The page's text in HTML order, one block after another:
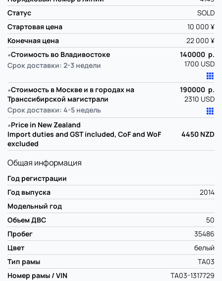
Статус
SOLD
Стартовая цена
10 000 ¥
Конечная цена
22 000 ¥
∗Стоимость во Владивостоке
Срок доставки: 2-3 недели
140000 р.
1700 USD
∗Стоимость в Москве и в городах на
Транссибирской магистрали
Срок доставки: 4-5 недель
190000 р.
2310 USD
∗Price in New Zealand
Import duties and GST included, CoF and WoF
excluded
4450 NZD
Общая информация
Год регистрации
Год выпуска
2014
Модельный год
Объем ДВС
50
Пробег
35486
Цвет
белый
Тип рамы
TA03
Номер рамы / VIN
TA03-1317729